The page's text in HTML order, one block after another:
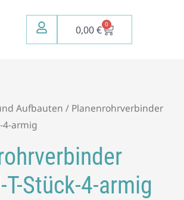
0,00€ 0
Warenkorb
Aufbauten / Planenrohrverbinder
4-armig
T-Stück-4-armig